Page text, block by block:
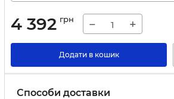
4 392 грн − +
Додати в кошик
Способи доставки